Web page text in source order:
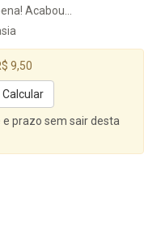
Acabou...
9,50
prazo sem sair desta